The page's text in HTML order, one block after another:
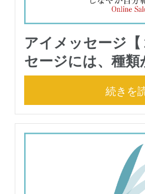
アイメッセージ
セージには、種類
続きを